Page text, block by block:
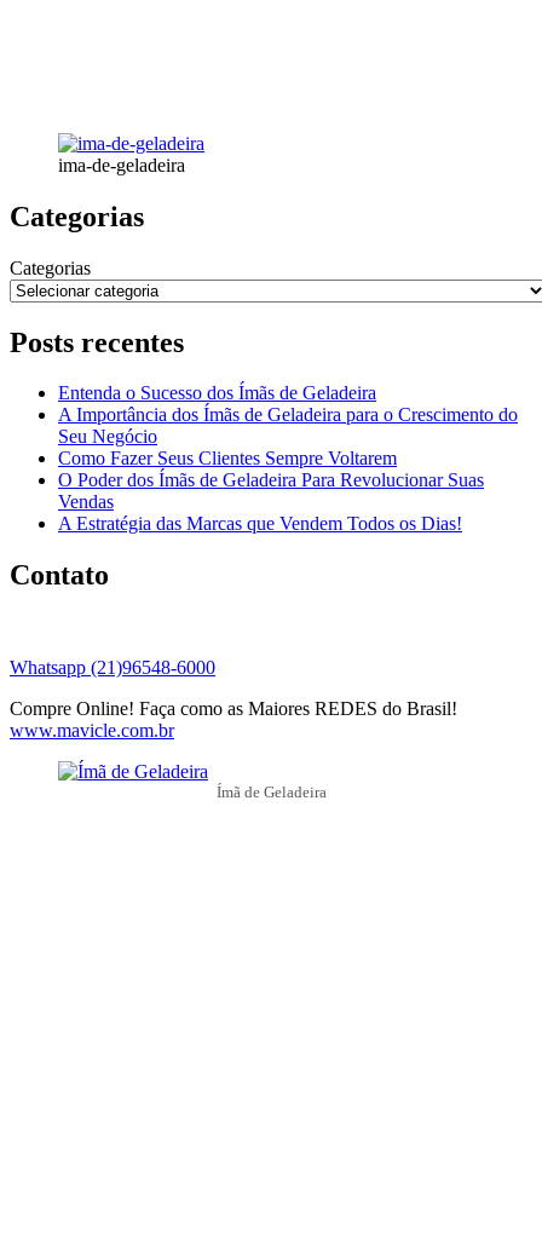
ima-de-geladeira
Categorias
Categorias
Posts recentes
Entenda o Sucesso dos Ímãs de Geladeira
A Importância dos Ímãs de Geladeira para o Crescimento do
Seu Negócio
Como Fazer Seus Clientes Sempre Voltarem
O Poder dos Ímãs de Geladeira Para Revolucionar Suas
Vendas
A Estratégia das Marcas que Vendem Todos os Dias!
Contato
Whatsapp (21)96548-6000
Compre Online! Faça como as Maiores REDES do Brasil!
www.mavicle.com.br
Ímã de Geladeira